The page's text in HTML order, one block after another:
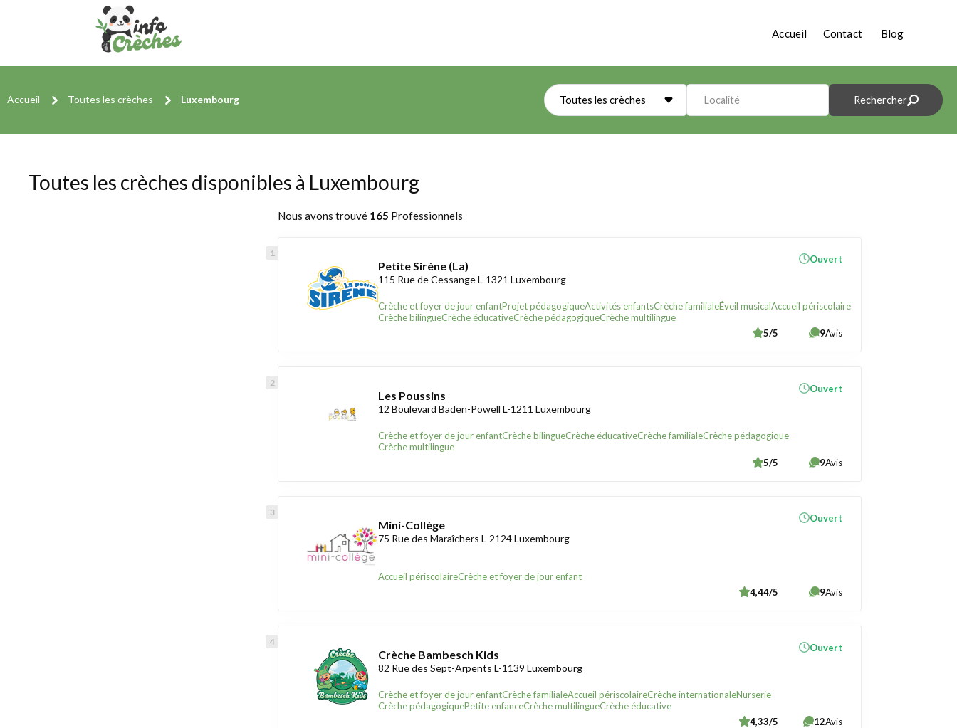
Accueil Contact Blog
Accueil Toutes les crèches Luxembourg Toutes les crèches Localité Rechercher
Toutes les crèches disponibles à Luxembourg
Nous avons trouvé 165 Professionnels
Petite Sirène (La)
115 Rue de Cessange L-1321 Luxembourg
Crèche et foyer de jour enfantProjet pédagogiqueActivités enfantsCrèche familialeÉveil musicalAccueil périscolaire
Crèche bilingueCrèche éducativeCrèche pédagogiqueCrèche multilingue
Ouvert
5/5 9Avis
Les Poussins
12 Boulevard Baden-Powell L-1211 Luxembourg
Crèche et foyer de jour enfantCrèche bilingueCrèche éducativeCrèche familialeCrèche pédagogique
Crèche multilingue
Ouvert
5/5 9Avis
Mini-Collège
75 Rue des Maraîchers L-2124 Luxembourg
Accueil périscolaireCrèche et foyer de jour enfant
Ouvert
4,44/5 9Avis
Crèche Bambesch Kids
82 Rue des Sept-Arpents L-1139 Luxembourg
Crèche et foyer de jour enfantCrèche familialeAccueil périscolaireCrèche internationaleNurserie
Crèche pédagogiquePetite enfanceCrèche multilingueCrèche éducative
Ouvert
4,33/5 12Avis